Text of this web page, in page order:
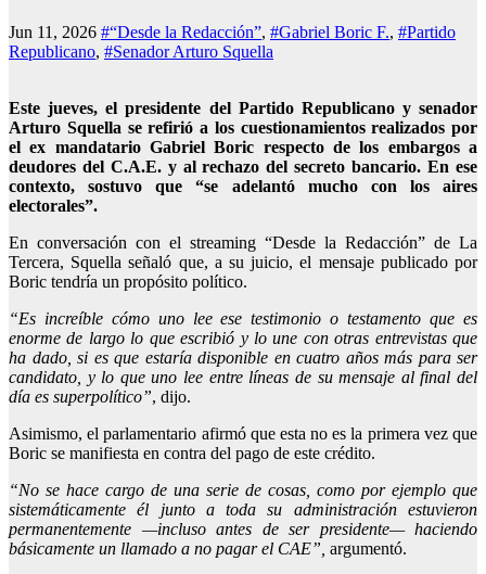
Jun 11, 2026 #“Desde la Redacción”, #Gabriel Boric F., #Partido
Republicano, #Senador Arturo Squella
Este jueves, el presidente del Partido Republicano y senador
Arturo Squella se refirió a los cuestionamientos realizados por
el ex mandatario Gabriel Boric respecto de los embargos a
deudores del C.A.E. y al rechazo del secreto bancario. En ese
contexto, sostuvo que “se adelantó mucho con los aires
electorales”.
En conversación con el streaming “Desde la Redacción” de La
Tercera, Squella señaló que, a su juicio, el mensaje publicado por
Boric tendría un propósito político.
“Es increíble cómo uno lee ese testimonio o testamento que es
enorme de largo lo que escribió y lo une con otras entrevistas que
ha dado, si es que estaría disponible en cuatro años más para ser
candidato, y lo que uno lee entre líneas de su mensaje al final del
día es superpolítico”, dijo.
Asimismo, el parlamentario afirmó que esta no es la primera vez que
Boric se manifiesta en contra del pago de este crédito.
“No se hace cargo de una serie de cosas, como por ejemplo que
sistemáticamente él junto a toda su administración estuvieron
permanentemente —incluso antes de ser presidente— haciendo
básicamente un llamado a no pagar el CAE”, argumentó.